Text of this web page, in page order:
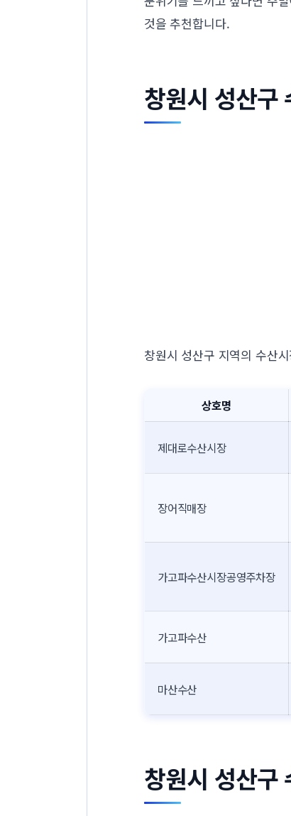
것을 추천합니다.
창원시 성산구
창원시 성산구 지역의 수산
상호명
제대로수산시장
장어직매장
가고파수산시장공영주차장
가고파수산
마산수산
창원시 성산구